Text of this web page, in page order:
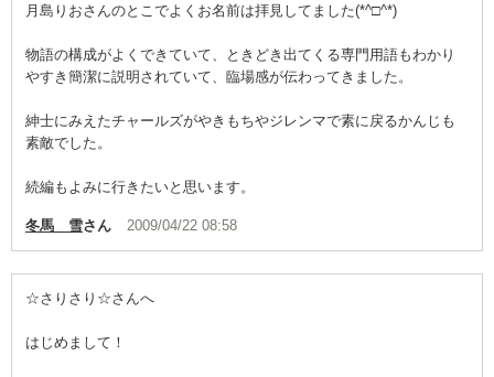
月島りおさんのとこでよくお名前は拝見してました(*^□^*)
物語の構成がよくできていて、ときどき出てくる専門用語もわかり
やすき簡潔に説明されていて、臨場感が伝わってきました。
紳士にみえたチャールズがやきもちやジレンマで素に戻るかんじも
素敵でした。
続編もよみに行きたいと思います。
冬馬 雪さん 2009/04/22 08:58
☆さりさり☆さんへ
はじめまして！